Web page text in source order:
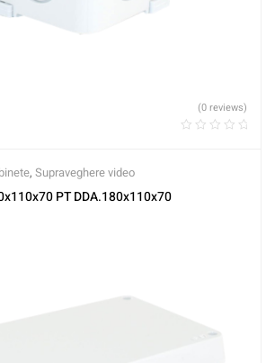
(0 reviews)
, Supraveghere video
PT DDA.180x110x70